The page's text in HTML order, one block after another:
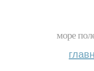
море